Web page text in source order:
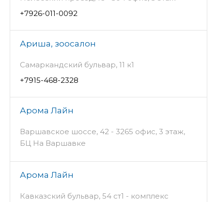
+7926-011-0092
Ариша, зоосалон
Самаркандский бульвар, 11 к1
+7915-468-2328
Арома Лайн
Варшавское шоссе, 42 - 3265 офис, 3 этаж,
БЦ На Варшавке
Арома Лайн
Кавказский бульвар, 54 ст1 - комплекс